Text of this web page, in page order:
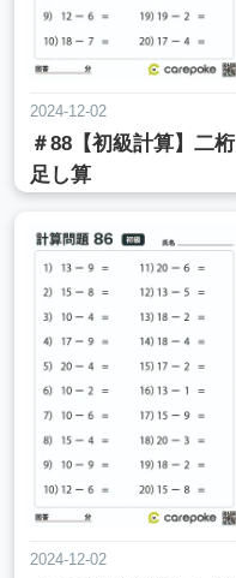
2024-12-02
＃88【初級計算】二桁
足し算
2024-12-02